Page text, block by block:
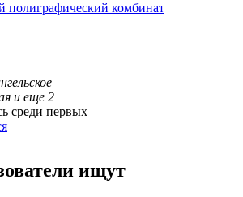
полиграфический комбинат
и еще 2
среди первых
ищут